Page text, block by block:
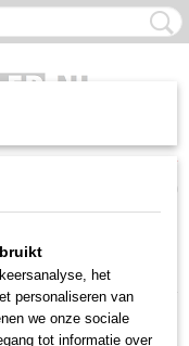
UW WINKELWAGEN
het
personaliseren van
we onze sociale
tot informatie over